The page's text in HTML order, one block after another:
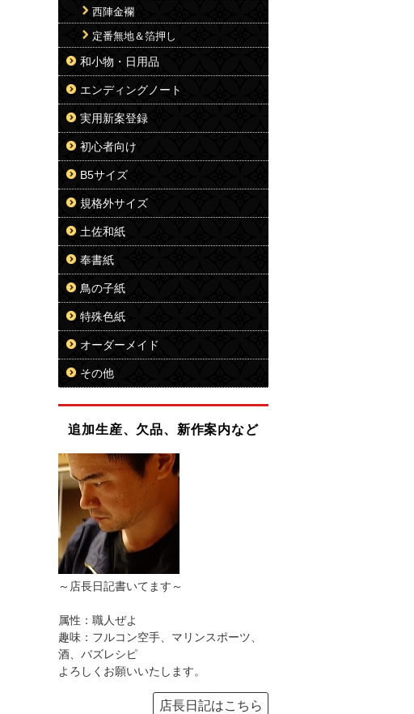
西陣金襴
定番無地＆箔押し
和小物・日用品
エンディングノート
実用新案登録
初心者向け
B5サイズ
規格外サイズ
土佐和紙
奉書紙
鳥の子紙
特殊色紙
オーダーメイド
その他
追加生産、欠品、新作案内など
～店長日記書いてます～
属性：職人ぜよ
趣味：フルコン空手、マリンスポーツ、
酒、バズレシピ
よろしくお願いいたします。
店長日記はこちら